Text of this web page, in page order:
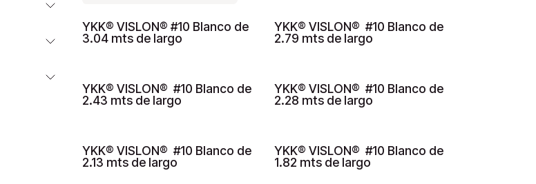
YKK® VISLON® #10 Blanco de
3.04 mts de largo
YKK® VISLON® #10 Blanco de
2.79 mts de largo
YKK® VISLON® #10 Blanco de
2.43 mts de largo
DESCONTINUADO
YKK® VISLON® #10 Blanco de
2.28 mts de largo
YKK® VISLON® #10 Blanco de
2.13 mts de largo
YKK® VISLON® #10 Blanco de
1.82 mts de largo